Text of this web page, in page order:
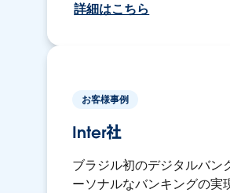
詳細はこちら
お客様事例
Inter社
ブラジル初のデジタルバン
ーソナルなバンキングの実